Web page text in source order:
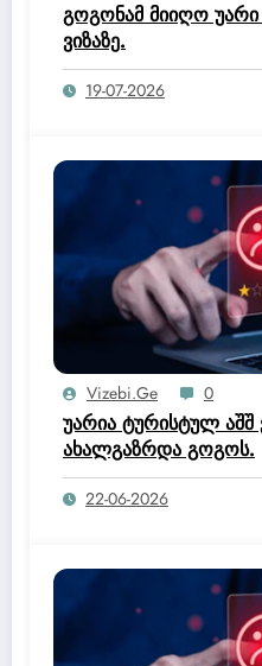
გოგონამ მიიღო
ვიზაზე.
19-07-2026
Vizebi.ge 0
უარია ტურისტულ აშშ
ახალგაზრდა გოგოს.
22-06-2026